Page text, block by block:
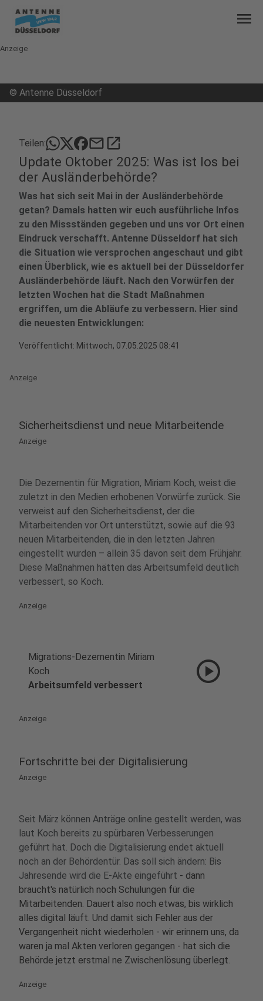
menu
Anzeige
© Antenne Düsseldorf
Teilen: mailopen_in_new
Update Oktober 2025: Was ist los bei
der Ausländerbehörde?
Was hat sich seit Mai in der Ausländerbehörde
getan? Damals hatten wir euch ausführliche Infos
zu den Missständen gegeben und uns vor Ort einen
Eindruck verschafft. Antenne Düsseldorf hat sich
die Situation wie versprochen angeschaut und gibt
einen Überblick, wie es aktuell bei der Düsseldorfer
Ausländerbehörde läuft. Nach den Vorwürfen der
letzten Wochen hat die Stadt Maßnahmen
ergriffen, um die Abläufe zu verbessern. Hier sind
die neuesten Entwicklungen:
Veröffentlicht: Mittwoch, 07.05.2025 08:41
Anzeige
Sicherheitsdienst und neue Mitarbeitende
Anzeige
Die Dezernentin für Migration, Miriam Koch, weist die
zuletzt in den Medien erhobenen Vorwürfe zurück. Sie
verweist auf den Sicherheitsdienst, der die
Mitarbeitenden vor Ort unterstützt, sowie auf die 93
neuen Mitarbeitenden, die in den letzten Jahren
eingestellt wurden – allein 35 davon seit dem Frühjahr.
Diese Maßnahmen hätten das Arbeitsumfeld deutlich
verbessert, so Koch.
Anzeige
Migrations-Dezernentin Miriam
Koch
Arbeitsumfeld verbessert
play_circle
Anzeige
Fortschritte bei der Digitalisierung
Anzeige
Seit März können Anträge online gestellt werden, was
laut Koch bereits zu spürbaren Verbesserungen
geführt hat. Doch die Digitalisierung endet aktuell
noch an der Behördentür. Das soll sich ändern: Bis
Jahresende wird die E-Akte eingeführt - dann
braucht's natürlich noch Schulungen für die
Mitarbeitenden. Dauert also noch etwas, bis wirklich
alles digital läuft. Und damit sich Fehler aus der
Vergangenheit nicht wiederholen - wir erinnern uns, da
waren ja mal Akten verloren gegangen - hat sich die
Behörde jetzt erstmal ne Zwischenlösung überlegt.
Anzeige